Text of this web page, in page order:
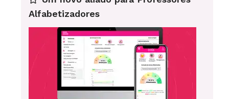
Alfabetizadores